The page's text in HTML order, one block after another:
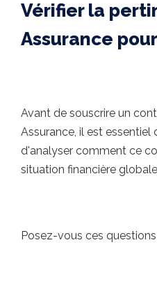
Vérifier la
Assurance
Avant de souscrire un
Assurance, il est
d'analyser comment ce
situation financière
Posez-vous ces questions